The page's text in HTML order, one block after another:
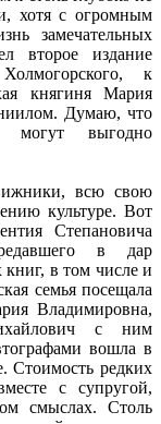
хотя с огромным
замечательных
второе издание
к
княгиня Мария
Думаю, что
могут выгодно
всю свою
культуре. Вот
Степановича
в дар
книг, в том числе и
семья посещала
Владимировна,
с ним
вошла в
Стоимость редких
с супругой,
смыслах. Столь